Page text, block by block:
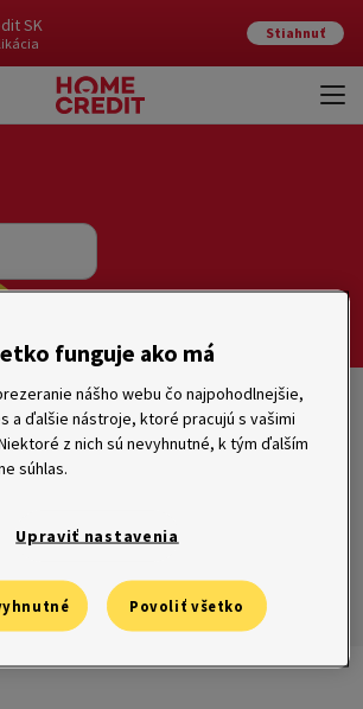
SK Stiahnuť
funguje ako má
nášho webu čo najpohodlnejšie,
a ďalšie nástroje, ktoré pracujú s vašimi
z nich sú nevyhnutné, k tým ďalším
súhlas.
Upraviť nastavenia
Povoliť všetko